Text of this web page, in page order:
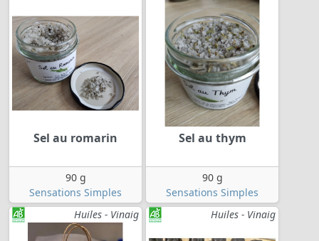
Sel au romarin
90 g
Sensations Simples
Sel au thym
90 g
Sensations Simples
Huiles - Vinaig
Huiles - Vinaig